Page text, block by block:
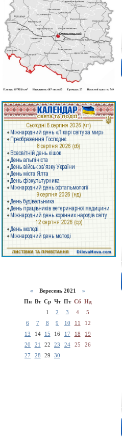
« Вересень 2021 »
Пн Вт Ср Чт Пт Сб Нд
1
2 3 4
5
6
7 8 9 10 11
12
13
14 15 16 17 18
19
20
21 22 23 24 25
26
27
28 29 30